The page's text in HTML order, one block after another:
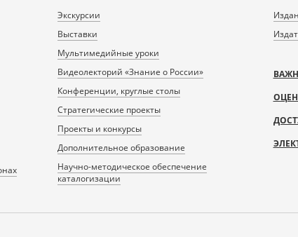
Экскурсии
Выставки
Мультимедийные уроки
Видеолекторий «Знание о России»
Конференции, круглые столы
Стратегические проекты
Проекты и конкурсы
Дополнительное образование
Научно-методическое обеспечение
каталогизации